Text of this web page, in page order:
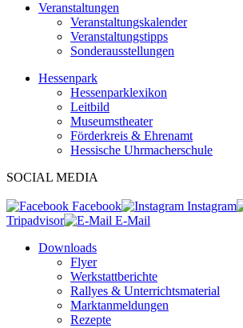
Veranstaltungen
Veranstaltungskalender
Veranstaltungstipps
Sonderausstellungen
Hessenpark
Hessenparklexikon
Leitbild
Museumstheater
Förderkreis & Ehrenamt
Hessische Uhrmacherschule
SOCIAL MEDIA
Facebook
Instagram
Tripadvisor
E-Mail
Downloads
Flyer
Werkstattberichte
Rallyes & Unterrichtsmaterial
Marktanmeldungen
Rezepte